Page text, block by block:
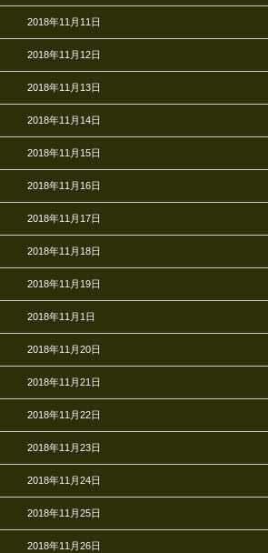
2018年11月11日
2018年11月12日
2018年11月13日
2018年11月14日
2018年11月15日
2018年11月16日
2018年11月17日
2018年11月18日
2018年11月19日
2018年11月1日
2018年11月20日
2018年11月21日
2018年11月22日
2018年11月23日
2018年11月24日
2018年11月25日
2018年11月26日